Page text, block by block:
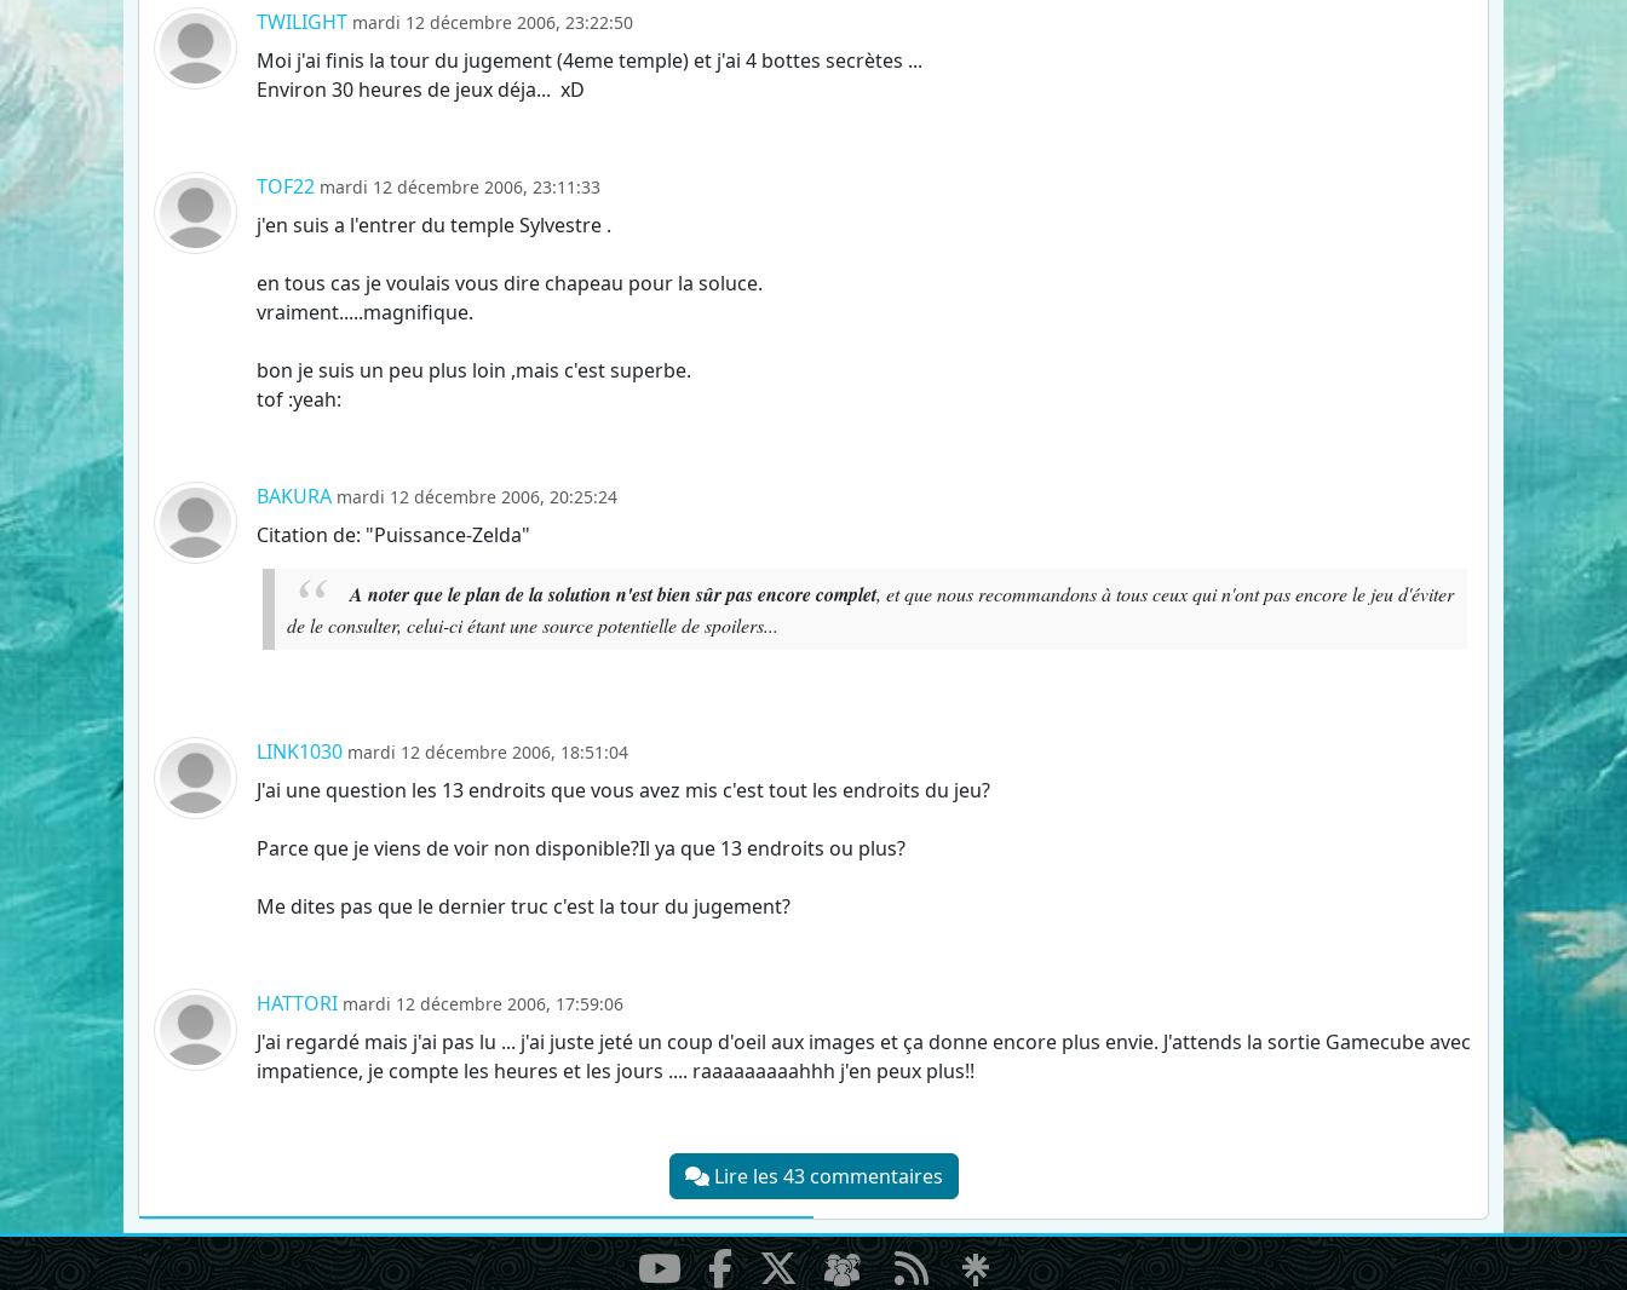
TWILIGHT mardi 12 décembre 2006, 23:22:50
Moi j'ai finis la tour du jugement (4eme temple) et j'ai 4 bottes secrètes ...
Environ 30 heures de jeux déja... xD
TOF22 mardi 12 décembre 2006, 23:11:33
j'en suis a l'entrer du temple Sylvestre .
en tous cas je voulais vous dire chapeau pour la soluce.
vraiment.....magnifique.
bon je suis un peu plus loin ,mais c'est superbe.
tof :yeah:
BAKURA mardi 12 décembre 2006, 20:25:24
Citation de: "Puissance-Zelda"
A noter que le plan de la solution n'est bien sûr pas encore complet, et que nous recommandons à tous ceux qui n'ont pas encore le jeu d'éviter
de le consulter, celui-ci étant une source potentielle de spoilers...
LINK1030 mardi 12 décembre 2006, 18:51:04
J'ai une question les 13 endroits que vous avez mis c'est tout les endroits du jeu?
Parce que je viens de voir non disponible?Il ya que 13 endroits ou plus?
Me dites pas que le dernier truc c'est la tour du jugement?
HATTORI mardi 12 décembre 2006, 17:59:06
J'ai regardé mais j'ai pas lu ... j'ai juste jeté un coup d'oeil aux images et ça donne encore plus envie. J'attends la sortie Gamecube avec
impatience, je compte les heures et les jours .... raaaaaaaaahhh j'en peux plus!!
Lire les 43 commentaires